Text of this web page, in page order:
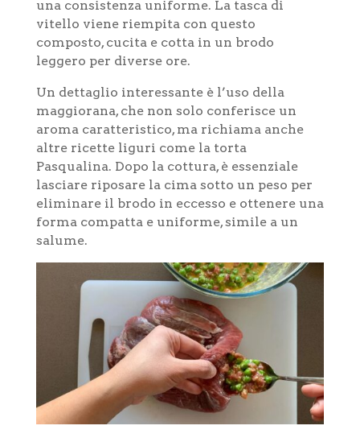
una consistenza uniforme. La tasca di
vitello viene riempita con questo
composto, cucita e cotta in un brodo
leggero per diverse ore.
Un dettaglio interessante è l’uso della
maggiorana, che non solo conferisce un
aroma caratteristico, ma richiama anche
altre ricette liguri come la torta
Pasqualina. Dopo la cottura, è essenziale
lasciare riposare la cima sotto un peso per
eliminare il brodo in eccesso e ottenere una
forma compatta e uniforme, simile a un
salume.